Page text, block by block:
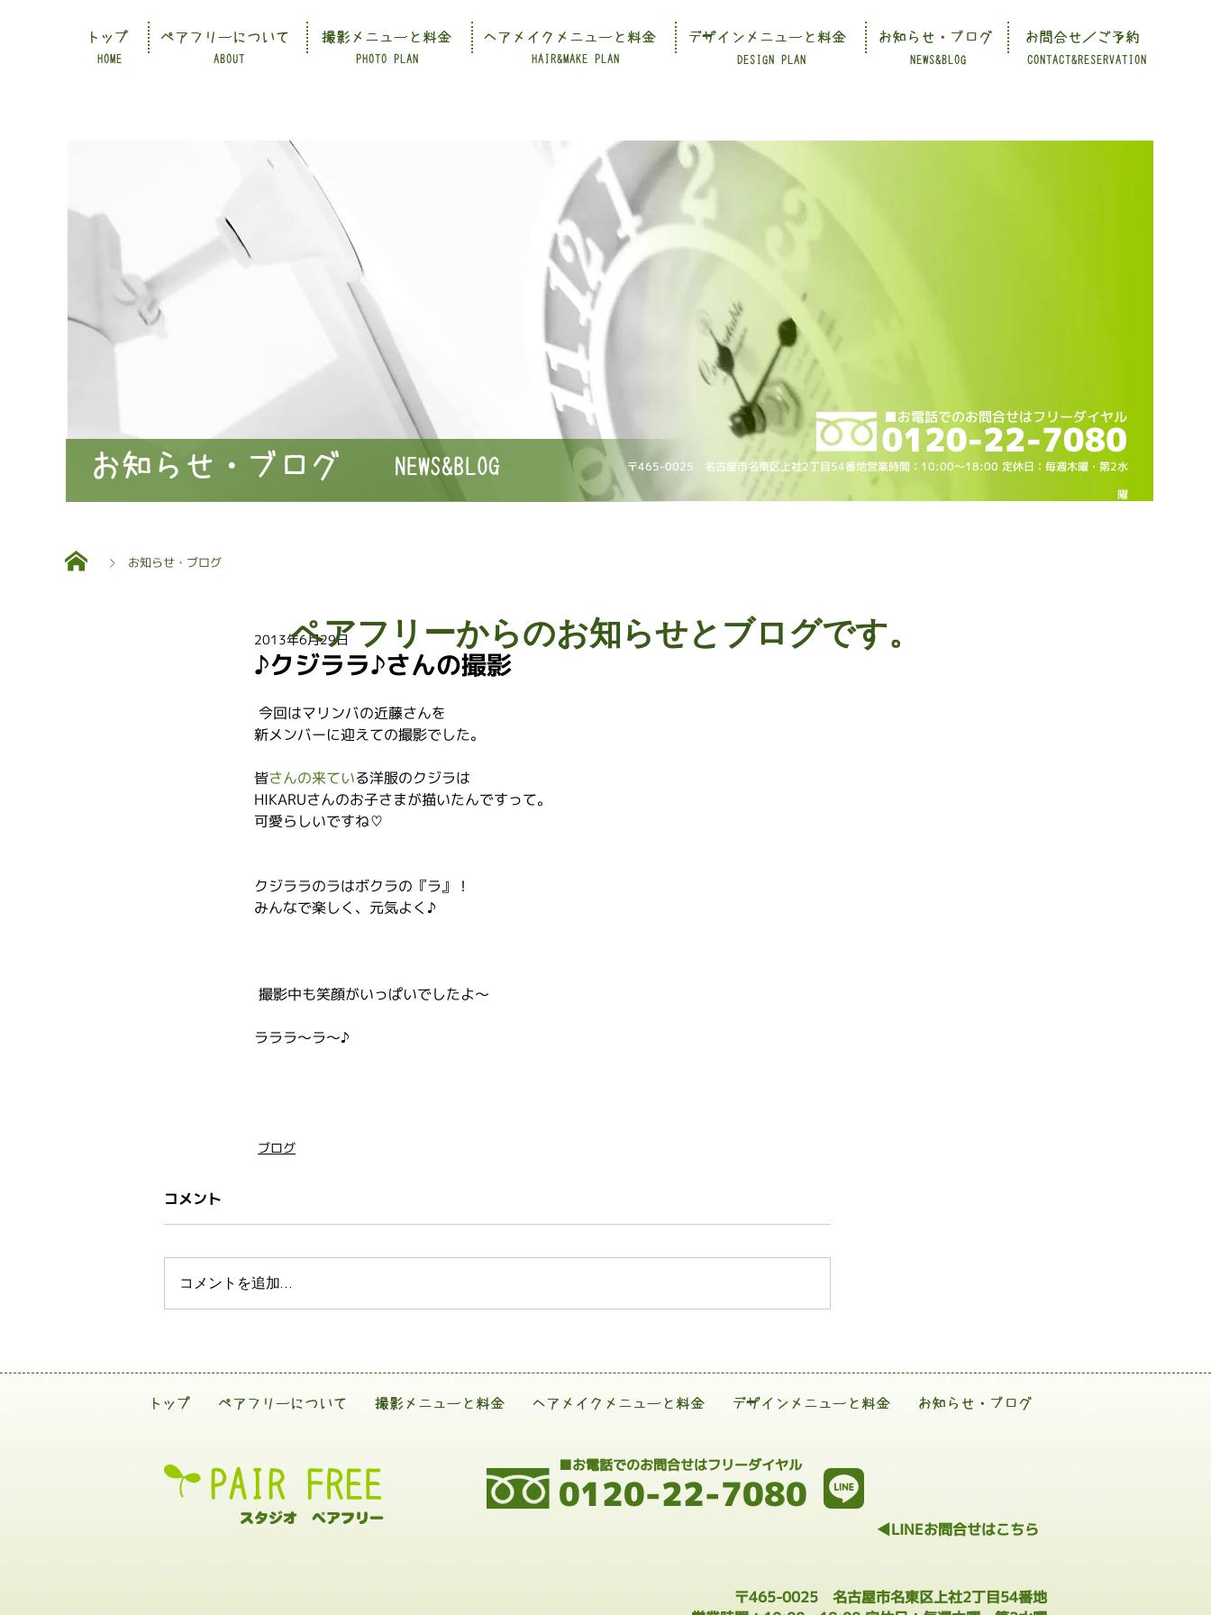
CONTACT&RESERVATION
HOME ABOUT PHOTO PLAN HAIR&MAKE PLAN DESIGN PLAN NEWS&BLOG
トップ ペアフリーについて 撮影メニューと料金 ヘアメイクメニューと料金 デザインメニューと料金 お知らせ・ブログ お問合せ／ご予約
〒465-0025 名古屋市名東区上社2丁目54番地営業時間：10:00～18:00 定休日：毎週木曜・第2水
曜
NEWS&BLOG
お知らせ・ブログ
お知らせ・ブログ
♪クジララ♪さんの撮影
2013年6月29日
今回はマリンバの近藤さんを
新メンバーに迎えての撮影でした。
皆さんの来ている洋服のクジラは
HIKARUさんのお子さまが描いたんですって。
可愛らしいですね♡
クジララのラはボクラの『ラ』！
みんなで楽しく、元気よく♪
撮影中も笑顔がいっぱいでしたよ～
ラララ～ラ～♪
ブログ
コメント
コメントを追加…
ペアフリーからのお知らせとブログです。
トップ ペアフリーについて 撮影メニューと料金 ヘアメイクメニューと料金 デザインメニューと料金 お知らせ・ブログ
0120-22-7080
■お電話でのお問合せはフリーダイヤル
◀LINEお問合せはこちら
〒465-0025 名古屋市名東区上社2丁目54番地